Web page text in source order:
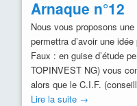
Arnaque n°12
Nous vous proposons
permettra d’avoir une
Faux : en guise d’étude
TOPINVEST NG) vous
alors que le C.I.F.
Lire la suite →